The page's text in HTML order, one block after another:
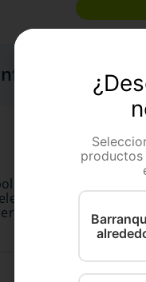
o cordero con
científicamente